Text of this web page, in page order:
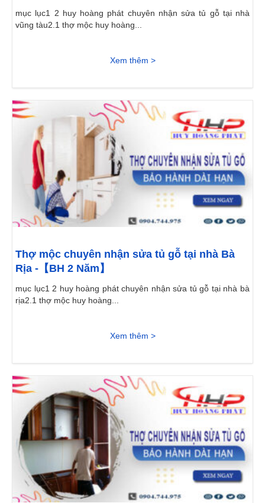
mục lục1 2 huy hoàng phát chuyên nhận sửa tủ gỗ tại nhà
vũng tàu2.1 thợ mộc huy hoàng...
Xem thêm >
Thợ mộc chuyên nhận sửa tủ gỗ tại nhà Bà
Rịa -【BH 2 Năm】
mục lục1 2 huy hoàng phát chuyên nhận sửa tủ gỗ tại nhà bà
rịa2.1 thợ mộc huy hoàng...
Xem thêm >